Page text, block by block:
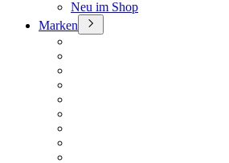
Neu im Shop
Marken